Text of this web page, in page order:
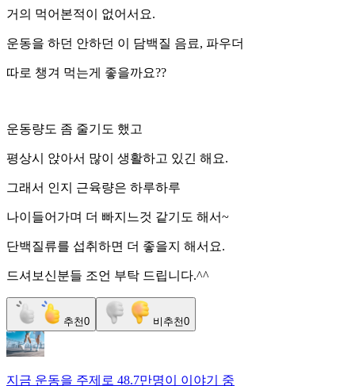
거의 먹어본적이 없어서요.
운동을 하던 안하던 이 담백질 음료, 파우더
따로 챙겨 먹는게 좋을까요??
운동량도 좀 줄기도 했고
평상시 앉아서 많이 생활하고 있긴 해요.
그래서 인지 근육량은 하루하루
나이들어가며 더 빠지느것 같기도 해서~
단백질류를 섭취하면 더 좋을지 해서요.
드셔보신분들 조언 부탁 드립니다.^^
추천0 비추천0
지금 운동을 주제로 48.7만명이 이야기 중